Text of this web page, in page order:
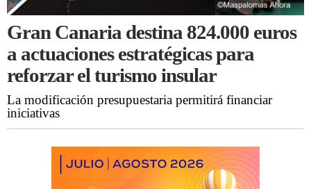
Gran Canaria destina 824.000 euros
a actuaciones estratégicas para
reforzar el turismo insular
La modificación presupuestaria permitirá financiar
iniciativas